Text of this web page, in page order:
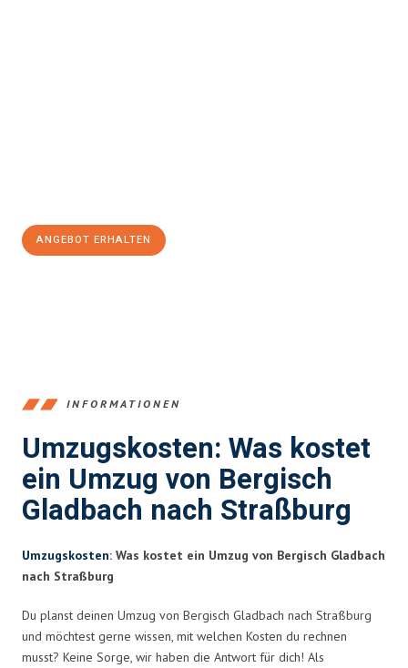
ANGEBOT ERHALTEN
INFORMATIONEN
Umzugskosten: Was kostet
ein Umzug von Bergisch
Gladbach nach Straßburg
Umzugskosten: Was kostet ein Umzug von Bergisch Gladbach
nach Straßburg
Du planst deinen Umzug von Bergisch Gladbach nach Straßburg
und möchtest gerne wissen, mit welchen Kosten du rechnen
musst? Keine Sorge, wir haben die Antwort für dich! Als